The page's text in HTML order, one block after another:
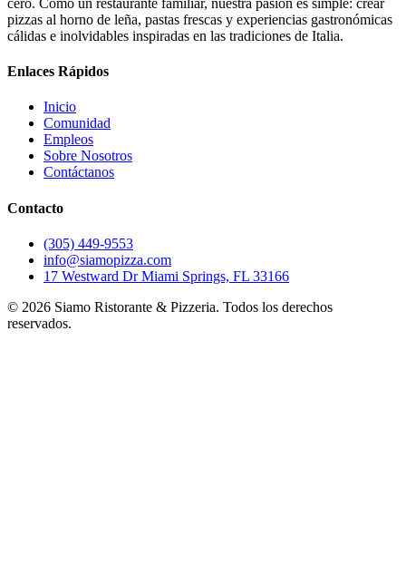
pizzas al horno de leña, pastas frescas y experiencias gastronómicas
cálidas e inolvidables inspiradas en las tradiciones de Italia.
Enlaces Rápidos
Inicio
Comunidad
Empleos
Sobre Nosotros
Contáctanos
Contacto
(305) 449-9553
info@siamopizza.com
17 Westward Dr Miami Springs, FL 33166
© 2026 Siamo Ristorante & Pizzeria. Todos los derechos
reservados.